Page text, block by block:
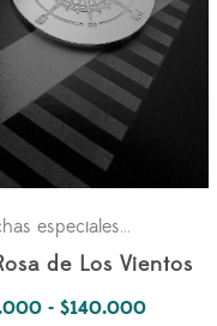
Fechas especiales
,Para él
de Los Vientos
- $140.000Rango